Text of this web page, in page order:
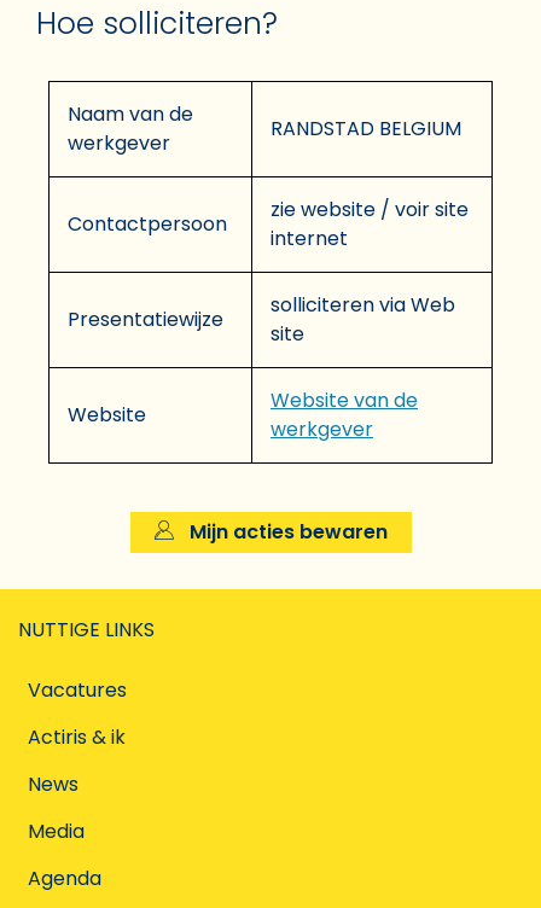
Hoe solliciteren?
Naam van de
werkgever
RANDSTAD BELGIUM
Contactpersoon
zie website / voir site
internet
Presentatiewijze
solliciteren via Web
site
Website
Website van de
werkgever
Mijn acties bewaren
NUTTIGE LINKS
Vacatures
Actiris & ik
News
Media
Agenda